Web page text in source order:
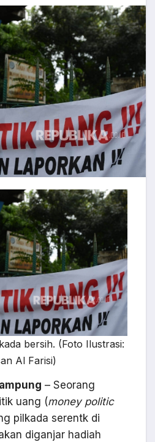
bersih. (Foto Ilustrasi:
Al Farisi)
– Seorang
uang (money politic
pilkada serentk di
diganjar hadiah